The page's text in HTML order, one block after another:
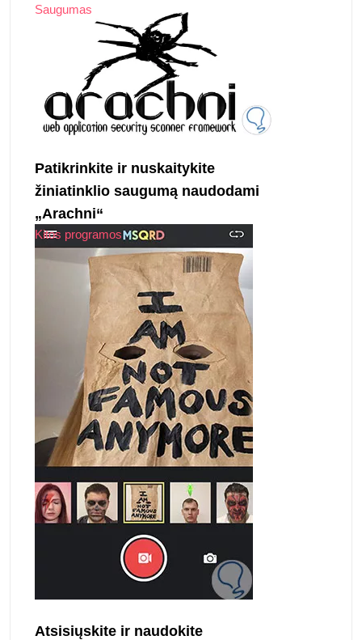
Saugumas
Patikrinkite ir nuskaitykite
žiniatinklio saugumą naudodami
„Arachni“
Kitos programos
Atsisiųskite ir naudokite